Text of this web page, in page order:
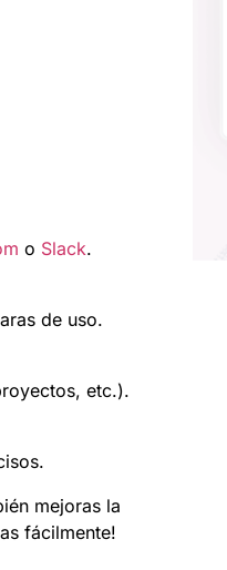
o Slack.
de uso.
etc.).
mejoras la
fácilmente!